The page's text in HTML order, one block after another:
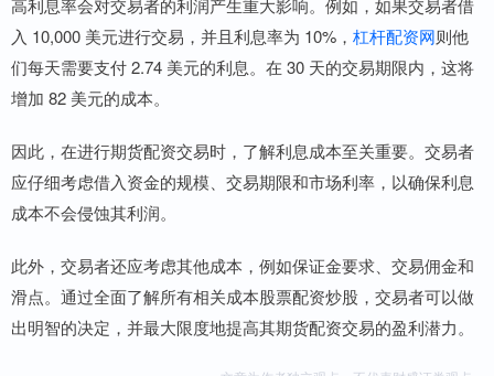
高利息率会对交易者的利润产生重大影响。例如，如果交易者借
入 10,000 美元进行交易，并且利息率为 10%， 杠杆配资网则他
们每天需要支付 2.74 美元的利息。在 30 天的交易期限内，这将
增加 82 美元的成本。
因此，在进行期货配资交易时，了解利息成本至关重要。交易者
应仔细考虑借入资金的规模、交易期限和市场利率，以确保利息
成本不会侵蚀其利润。
此外，交易者还应考虑其他成本，例如保证金要求、交易佣金和
滑点。通过全面了解所有相关成本股票配资炒股，交易者可以做
出明智的决定，并最大限度地提高其期货配资交易的盈利潜力。